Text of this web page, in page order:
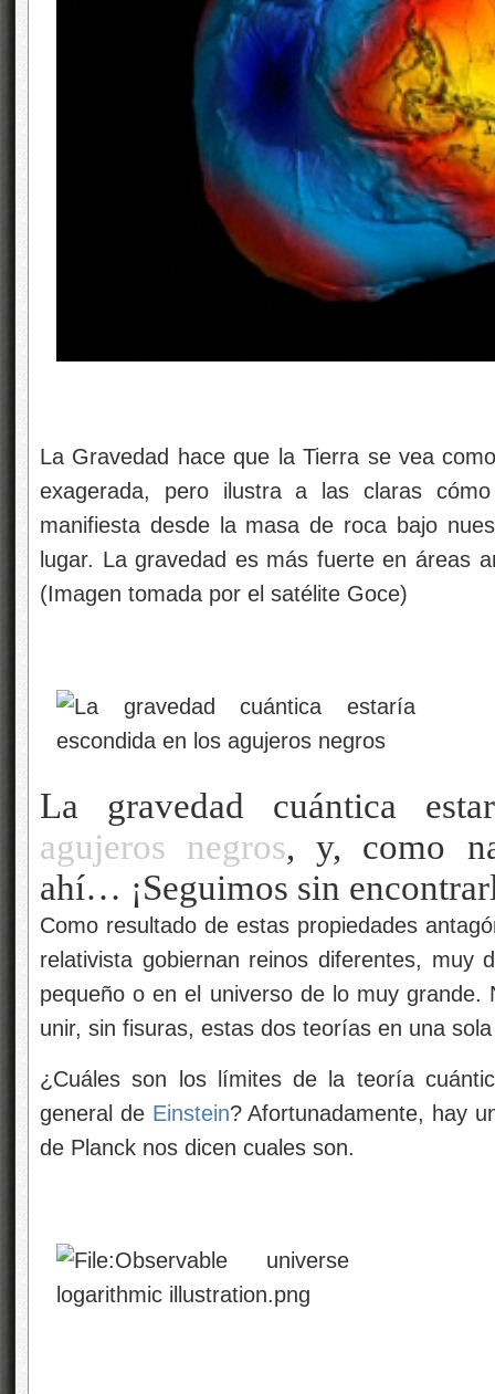
La Gravedad hace que la Tierra se vea
exagerada, pero ilustra a las claras
manifiesta desde la masa de roca bajo
lugar. La gravedad es más fuerte en áreas
(Imagen tomada por el satélite Goce)
La gravedad cuántica
agujeros negros, y, como
ahí… ¡Seguimos sin
Como resultado de estas propiedades
relativista gobiernan reinos diferentes, muy
pequeño o en el universo de lo muy grande.
unir, sin fisuras, estas dos teorías en una
¿Cuáles son los límites de la teoría
general de Einstein? Afortunadamente, hay
de Planck nos dicen cuales son.